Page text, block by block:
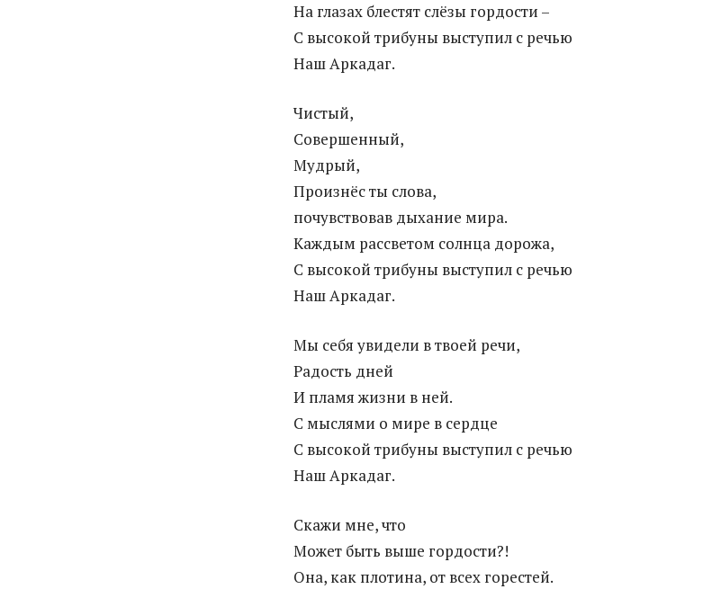
На глазах блестят слёзы гордости –
С высокой трибуны выступил с речью
Наш Аркадаг.
Чистый,
Совершенный,
Мудрый,
Произнёс ты слова,
почувствовав дыхание мира.
Каждым рассветом солнца дорожа,
С высокой трибуны выступил с речью
Наш Аркадаг.
Мы себя увидели в твоей речи,
Радость дней
И пламя жизни в ней.
С мыслями о мире в сердце
С высокой трибуны выступил с речью
Наш Аркадаг.
Скажи мне, что
Может быть выше гордости?!
Она, как плотина, от всех горестей.